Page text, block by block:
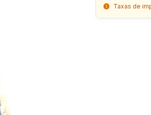
Taxas de